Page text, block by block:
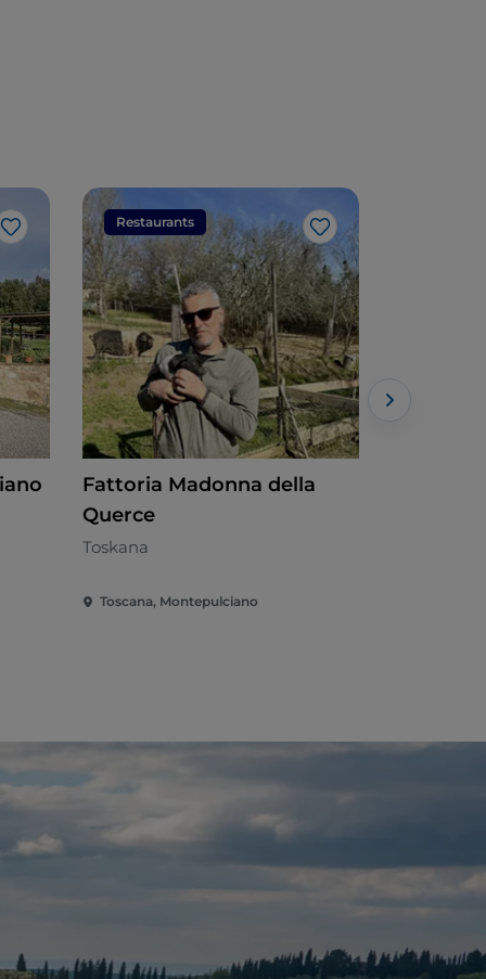
Like
Restaurants
Like
Fattoria Madonna della
Querce
Toskana
Toscana, Montepulciano